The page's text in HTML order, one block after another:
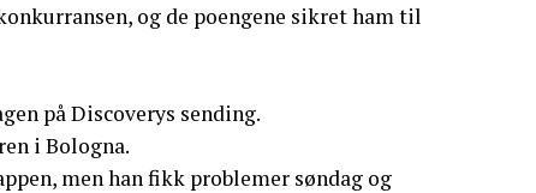
og de poengene sikret ham til
på Discoverys sending.
i Bologna.
men han fikk problemer søndag og